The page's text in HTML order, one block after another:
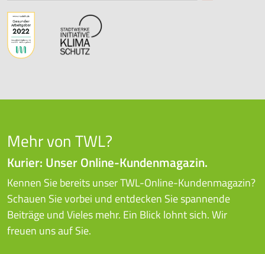
Mehr von TWL?
Kurier: Unser Online-Kundenmagazin.
Kennen Sie bereits unser TWL-Online-Kundenmagazin?
Schauen Sie vorbei und entdecken Sie spannende
Beiträge und Vieles mehr. Ein Blick lohnt sich. Wir
freuen uns auf Sie.